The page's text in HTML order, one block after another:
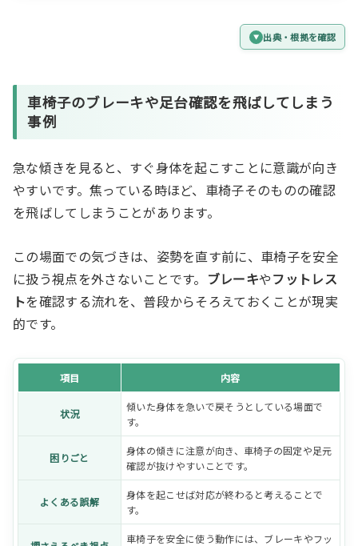
出典・根拠を確認
車椅子のブレーキや足台確認を飛ばしてしまう
事例
急な傾きを見ると、すぐ身体を起こすことに意識が向き
やすいです。焦っている時ほど、車椅子そのものの確認
を飛ばしてしまうことがあります。
この場面での気づきは、姿勢を直す前に、車椅子を安全
に扱う視点を外さないことです。 ブレーキやフットレス
トを確認する流れを、普段からそろえておくことが現実
的です。
項目 内容
状況
傾いた身体を急いで戻そうとしている場面で
す。
困りごと
身体の傾きに注意が向き、車椅子の固定や足元
確認が抜けやすいことです。
よくある誤解
身体を起こせば対応が終わると考えることで
す。
車椅子を安全に使う動作には、ブレーキやフッ